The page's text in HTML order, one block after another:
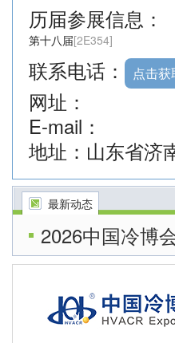
历届参展信息：
第十八届[2E354]
联系电话： 点击
网址：
E-mail：
地址：山东省济
最新动态
2026中国冷博